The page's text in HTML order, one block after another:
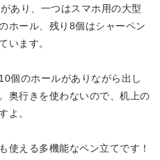
あり、一つはスマホ用の大型
ホール、残り8個はシャーペン
います。
個のホールがありながら出し
奥行きを使わないので、机上の
よ。
使える多機能なペン立てです！